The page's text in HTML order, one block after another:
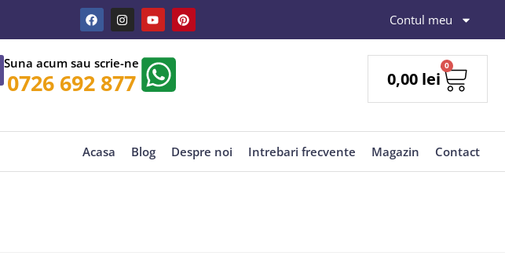
Contul meu
Suna acum sau scrie-ne
0726 692 877 0,00 lei
0
Acasa Blog Despre noi Intrebari frecvente Magazin Contact